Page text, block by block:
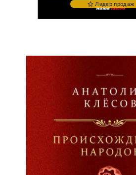
Лидер продаж